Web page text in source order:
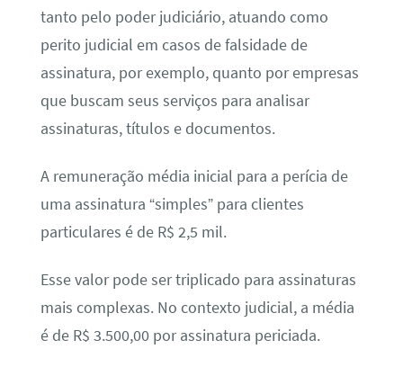
tanto pelo poder judiciário, atuando como
perito judicial em casos de falsidade de
assinatura, por exemplo, quanto por empresas
que buscam seus serviços para analisar
assinaturas, títulos e documentos.
A remuneração média inicial para a perícia de
uma assinatura “simples” para clientes
particulares é de R$ 2,5 mil.
Esse valor pode ser triplicado para assinaturas
mais complexas. No contexto judicial, a média
é de R$ 3.500,00 por assinatura periciada.